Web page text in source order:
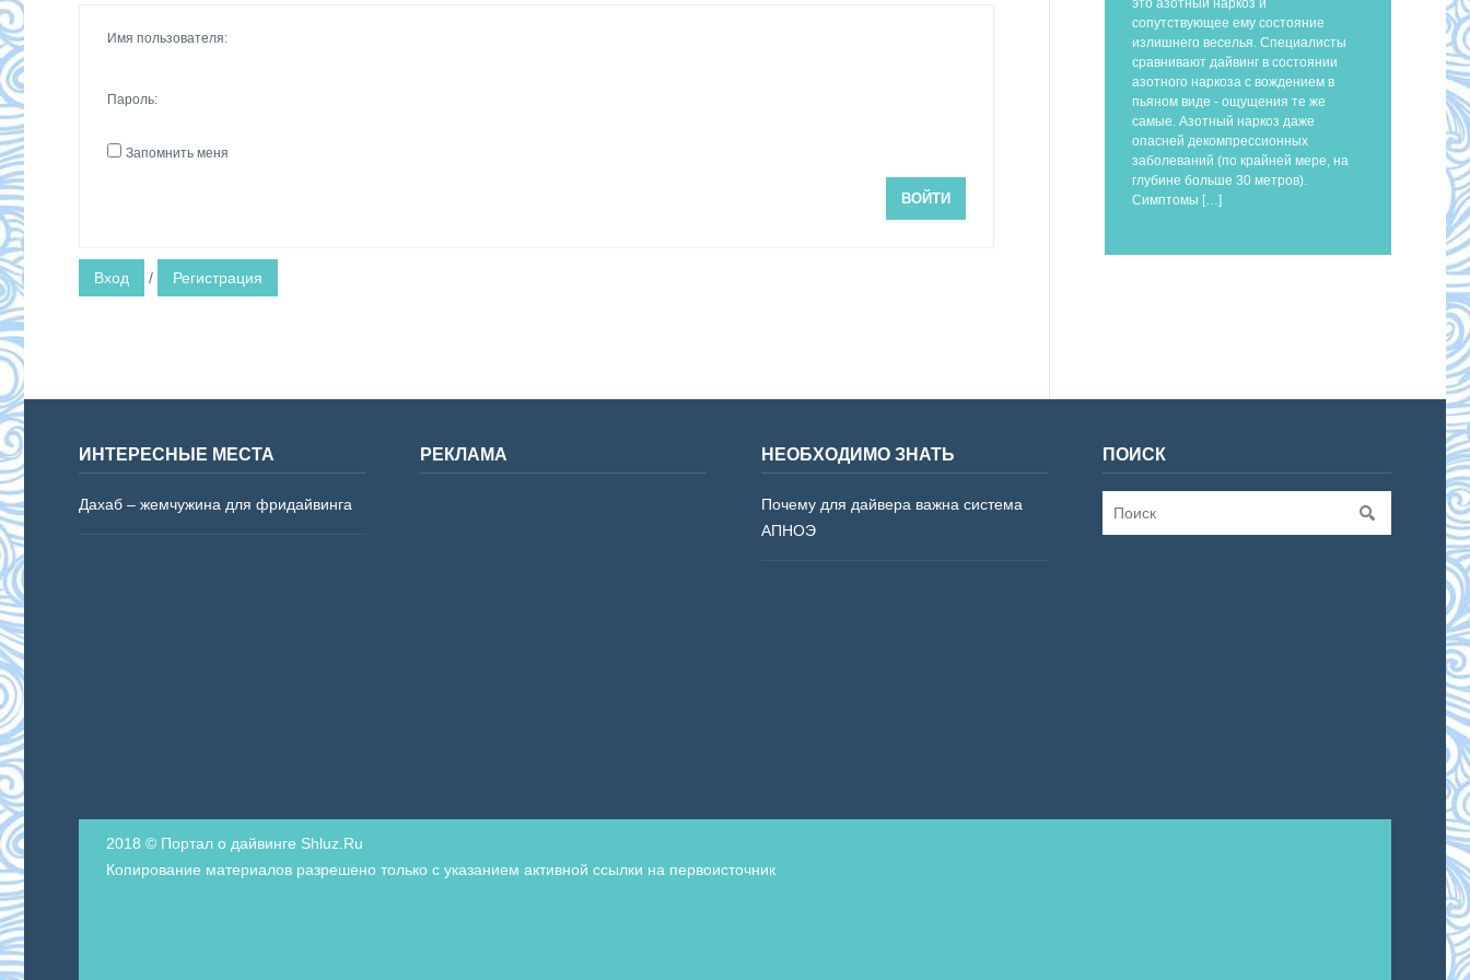
Имя пользователя:
Пароль:
Запомнить меня
ВОЙТИ
Вход / Регистрация
сопутствующее ему состояние
излишнего веселья. Специалисты
сравнивают дайвинг в состоянии
азотного наркоза с вождением в
пьяном виде - ощущения те же
самые. Азотный наркоз даже
опасней декомпрессионных
заболеваний (по крайней мере, на
глубине больше 30 метров).
Симптомы […]
ИНТЕРЕСНЫЕ МЕСТА
Дахаб – жемчужина для фридайвинга
РЕКЛАМА НЕОБХОДИМО ЗНАТЬ
Почему для дайвера важна система
АПНОЭ
ПОИСК
2018 © Портал о дайвинге Shluz.Ru
Копирование материалов разрешено только с указанием активной ссылки на первоисточник